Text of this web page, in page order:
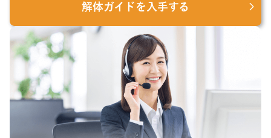
解体ガイドを入手する